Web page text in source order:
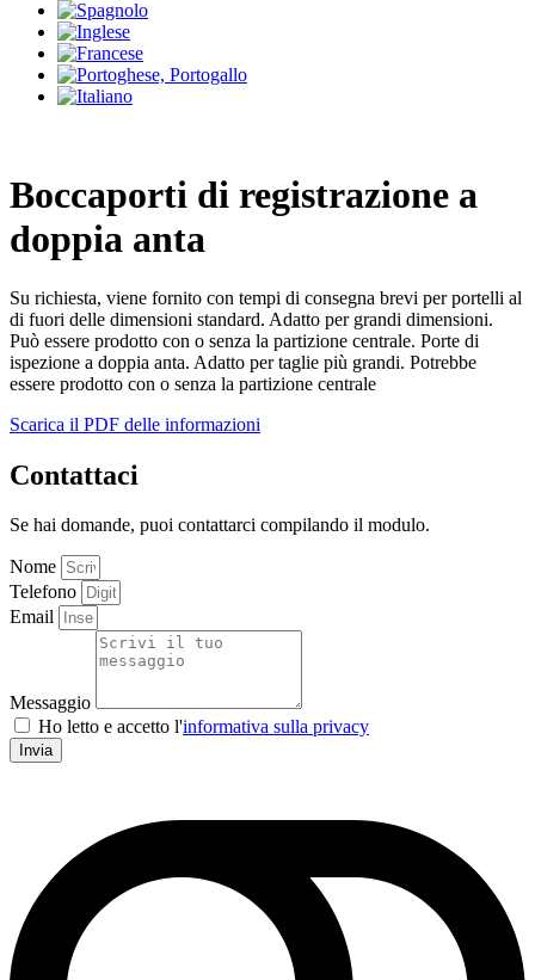
Boccaporti di registrazione a
doppia anta
Su richiesta, viene fornito con tempi di consegna brevi per portelli al
di fuori delle dimensioni standard. Adatto per grandi dimensioni.
Può essere prodotto con o senza la partizione centrale. Porte di
ispezione a doppia anta. Adatto per taglie più grandi. Potrebbe
essere prodotto con o senza la partizione centrale
Scarica il PDF delle informazioni
Contattaci
Se hai domande, puoi contattarci compilando il modulo.
Nome
Telefono
Email
Messaggio
Ho letto e accetto l'informativa sulla privacy
Invia